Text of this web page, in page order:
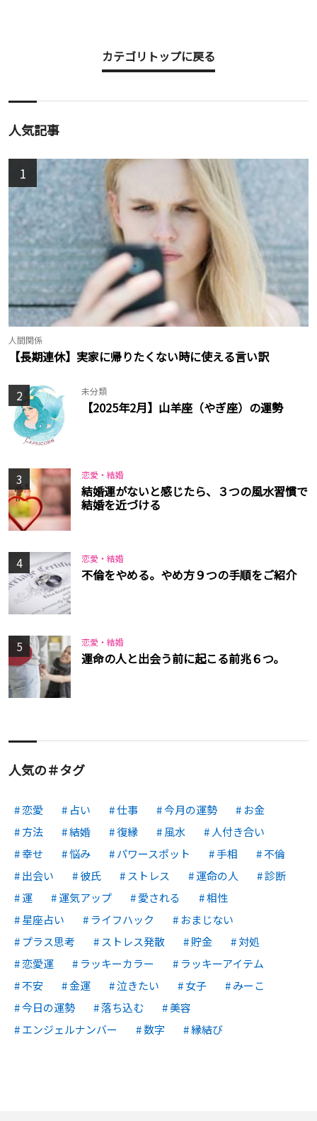
カテゴリトップに戻る
人気記事
1
人間関係
【長期連休】実家に帰りたくない時に使える言い訳
2 未分類
【2025年2月】山羊座（やぎ座）の運勢
3 恋愛・結婚
結婚運がないと感じたら、３つの風水習慣で
結婚を近づける
4 恋愛・結婚
不倫をやめる。やめ方９つの手順をご紹介
5 恋愛・結婚
運命の人と出会う前に起こる前兆６つ。
人気の＃タグ
恋愛 占い 仕事 今月の運勢
お金
方法
結婚 復縁 風水
人付き合い
幸せ
悩み パワースポット 手相
不倫
出会い
彼氏 ストレス 運命の人
診断
運
運気アップ 愛される
相性
星座占い
ライフハック
おまじない
プラス思考
ストレス発散 貯金
対処
恋愛運
ラッキーカラー
ラッキーアイテム
不安
金運 泣きたい 女子
みーこ
今日の運勢
落ち込む
美容
エンジェルナンバー
数字 縁結び